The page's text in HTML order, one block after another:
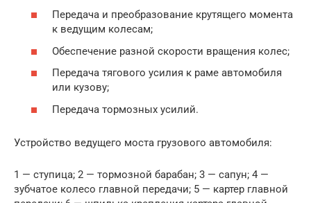
Передача и преобразование крутящего момента
к ведущим колесам;
Обеспечение разной скорости вращения колес;
Передача тягового усилия к раме автомобиля
или кузову;
Передача тормозных усилий.
Устройство ведущего моста грузового автомобиля:
1 — ступица; 2 — тормозной барабан; 3 — сапун; 4 —
зубчатое колесо главной передачи; 5 — картер главной